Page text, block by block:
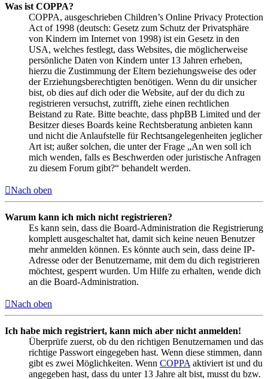
Was ist COPPA?
COPPA, ausgeschrieben Children’s Online Privacy Protection
Act of 1998 (deutsch: Gesetz zum Schutz der Privatsphäre
von Kindern im Internet von 1998) ist ein Gesetz in den
USA, welches festlegt, dass Websites, die möglicherweise
persönliche Daten von Kindern unter 13 Jahren erheben,
hierzu die Zustimmung der Eltern beziehungsweise des oder
der Erziehungsberechtigten benötigen. Wenn du dir unsicher
bist, ob dies auf dich oder die Website, auf der du dich zu
registrieren versuchst, zutrifft, ziehe einen rechtlichen
Beistand zu Rate. Bitte beachte, dass phpBB Limited und der
Besitzer dieses Boards keine Rechtsberatung anbieten kann
und nicht die Anlaufstelle für Rechtsangelegenheiten jeglicher
Art ist; außer solchen, die unter der Frage „An wen soll ich
mich wenden, falls es Beschwerden oder juristische Anfragen
zu diesem Forum gibt?“ behandelt werden.
Nach oben
Warum kann ich mich nicht registrieren?
Es kann sein, dass die Board-Administration die Registrierung
komplett ausgeschaltet hat, damit sich keine neuen Benutzer
mehr anmelden können. Es könnte auch sein, dass deine IP-
Adresse oder der Benutzername, mit dem du dich registrieren
möchtest, gesperrt wurden. Um Hilfe zu erhalten, wende dich
an die Board-Administration.
Nach oben
Ich habe mich registriert, kann mich aber nicht anmelden!
Überprüfe zuerst, ob du den richtigen Benutzernamen und das
richtige Passwort eingegeben hast. Wenn diese stimmen, dann
gibt es zwei Möglichkeiten. Wenn COPPA aktiviert ist und du
angegeben hast, dass du unter 13 Jahre alt bist, musst du bzw.